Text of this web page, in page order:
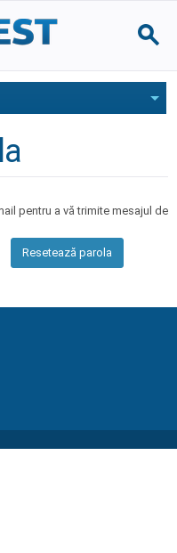
pentru a vă trimite mesajul de
Resetează parola